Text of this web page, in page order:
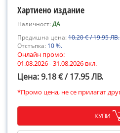
Хартиено издание
Наличност:ДА
Предишна цена:10.20 € / 19.95 ЛВ.
Отстъпка: 10 %.
Онлайн промо:
01.08.2026 - 31.08.2026 вкл.
Цена: 9.18 € / 17.95 ЛВ.
*Промо цена, не се прилагат
КУПИ